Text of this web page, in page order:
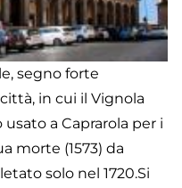
segno forte
in cui il Vignola
a Caprarola per i
morte (1573) da
solo nel 1720.Si